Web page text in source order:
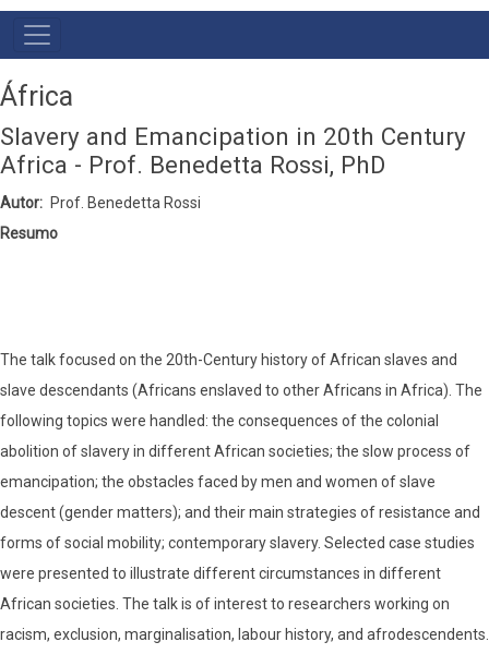
NAVEGAÇÃO
PRINCIPAL
África
Slavery and Emancipation in 20th Century
Africa - Prof. Benedetta Rossi, PhD
Autor
Prof. Benedetta Rossi
Resumo
The talk focused on the 20th-Century history of African slaves and
slave descendants (Africans enslaved to other Africans in Africa). The
following topics were handled: the consequences of the colonial
abolition of slavery in different African societies; the slow process of
emancipation; the obstacles faced by men and women of slave
descent (gender matters); and their main strategies of resistance and
forms of social mobility; contemporary slavery. Selected case studies
were presented to illustrate different circumstances in different
African societies. The talk is of interest to researchers working on
racism, exclusion, marginalisation, labour history, and afrodescendents.